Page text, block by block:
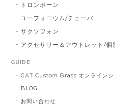
トロンボーン
ユーフォニウム/チューバ
サクソフォン
アクセサリー＆アウトレット/個
GUIDE
GAT Custom Brass オンラインシ
BLOG
お問い合わせ